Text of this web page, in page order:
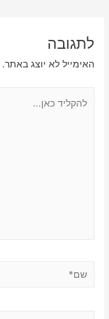
לתגובה
האימייל לא יוצג באתר.